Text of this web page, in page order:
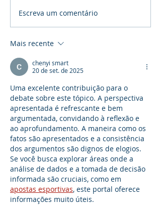
Escreva um comentário
Mais recente
chenyi smart
20 de set. de 2025
Uma excelente contribuição para o
debate sobre este tópico. A perspectiva
apresentada é refrescante e bem
argumentada, convidando à reflexão e
ao aprofundamento. A maneira como os
fatos são apresentados e a consistência
dos argumentos são dignos de elogios.
Se você busca explorar áreas onde a
análise de dados e a tomada de decisão
informada são cruciais, como em
apostas esportivas, este portal oferece
informações muito úteis.